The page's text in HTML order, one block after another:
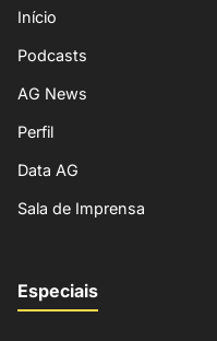
Início
Podcasts
AG News
Perfil
Data AG
Sala de Imprensa
Especiais